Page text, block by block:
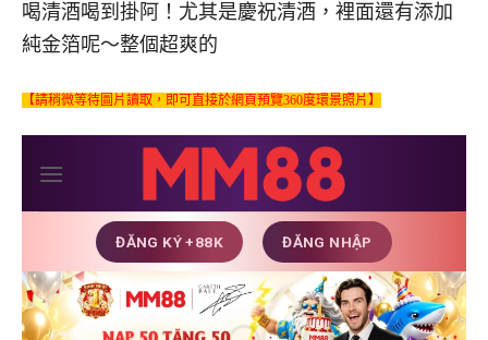
喝清酒喝到掛阿！尤其是慶祝清酒，裡面還有添加
純金箔呢～整個超爽的
【請稍微等待圖片讀取，即可直接於網頁預覽360度環景照片】